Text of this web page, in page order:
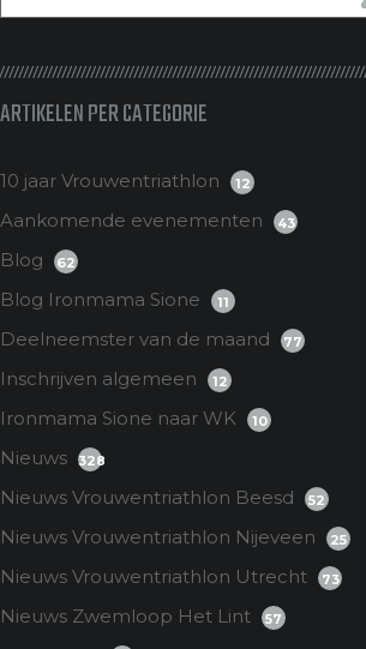
ARTIKELEN PER CATEGORIE
10 jaar Vrouwentriathlon 12
Aankomende evenementen 43
Blog 62
Blog Ironmama Sione 11
Deelneemster van de maand 77
Inschrijven algemeen 12
Ironmama Sione naar WK 10
Nieuws 328
Nieuws Vrouwentriathlon Beesd 52
Nieuws Vrouwentriathlon Nijeveen 25
Nieuws Vrouwentriathlon Utrecht 73
Nieuws Zwemloop Het Lint 57